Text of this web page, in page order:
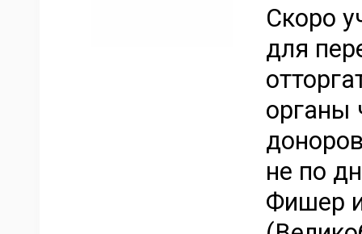
Скоро
для
органы
не по
Фишер